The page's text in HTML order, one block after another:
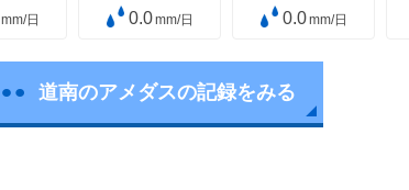
mm/日 0.0mm/日 0.0mm/日
道南のアメダスの記録をみる